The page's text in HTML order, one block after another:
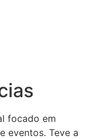
focado em
eventos. Teve a